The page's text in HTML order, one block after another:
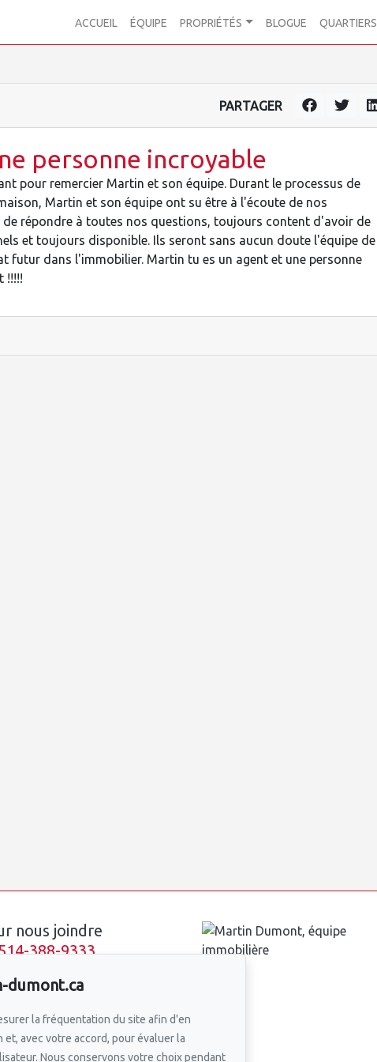
ACCUEIL ÉQUIPE PROPRIÉTÉS BLOGUE QUARTIERS
PARTAGER
personne incroyable
pour remercier Martin et son équipe. Durant le processus de
Martin et son équipe ont su être à l'écoute de nos
de répondre à toutes nos questions, toujours content d'avoir de
et toujours disponible. Ils seront sans aucun doute l'équipe de
futur dans l'immobilier. Martin tu es un agent et une personne
!!!!!
nous joindre
388-9333
Écrivez-nous un courriel
dumont.ca
la fréquentation du site afin d'en
avec votre accord, pour évaluer la
Nous conservons votre choix pendant